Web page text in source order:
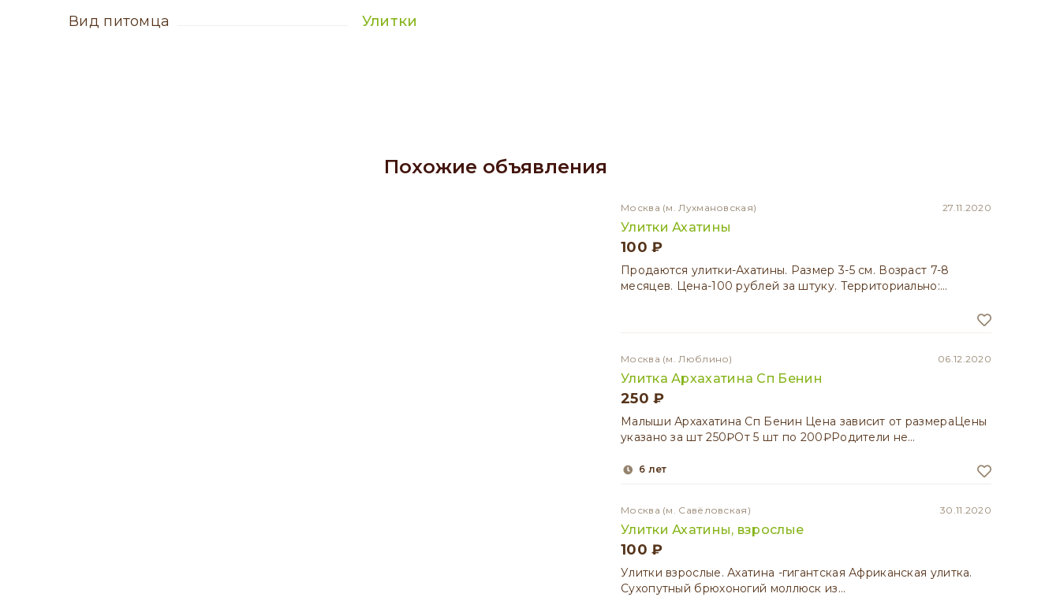
вид питомца Улитки
Похожие объявления
Москва (м. Лухмановская) 27.11.2020
Улитки Ахатины
100 ₽
Продаются улитки-Ахатины. Размер 3-5 см. Возраст 7-8
месяцев. Цена-100 рублей за штуку. Территориально:…
Москва (м. Люблино) 06.12.2020
Улитка Архахатина Сп Бенин
250 ₽
Малыши Архахатина Сп Бенин Цена зависит от размераЦены
указано за шт 250₽От 5 шт по 200₽Родители не…
6 лет
Москва (м. Савёловская) 30.11.2020
Улитки Ахатины, взрослые
100 ₽
Улитки взрослые. Ахатина -гигантская Африканская улитка.
Сухопутный брюхоногий моллюск из…